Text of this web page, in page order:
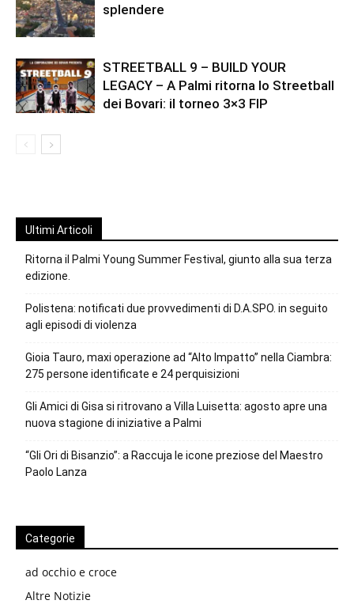
splendere
STREETBALL 9 – BUILD YOUR
LEGACY – A Palmi ritorna lo Streetball
dei Bovari: il torneo 3×3 FIP
Ultimi Articoli
Ritorna il Palmi Young Summer Festival, giunto alla sua terza
edizione.
Polistena: notificati due provvedimenti di D.A.SPO. in seguito
agli episodi di violenza
Gioia Tauro, maxi operazione ad “Alto Impatto” nella Ciambra:
275 persone identificate e 24 perquisizioni
Gli Amici di Gisa si ritrovano a Villa Luisetta: agosto apre una
nuova stagione di iniziative a Palmi
“Gli Ori di Bisanzio”: a Raccuja le icone preziose del Maestro
Paolo Lanza
Categorie
ad occhio e croce
Altre Notizie